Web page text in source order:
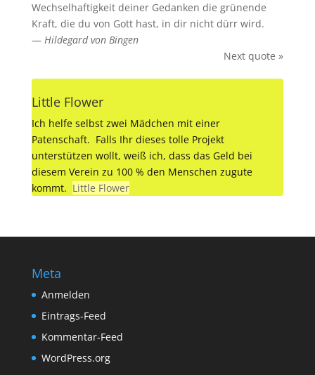
Wechselhaftigkeit deiner Gedanken die grünende
Kraft, die du von Gott hast, in dir nicht dürr wird.
— Hildegard von Bingen
Next quote »
Little Flower
Ich helfe selbst zwei Mädchen mit einer
Patenschaft. Falls Ihr dieses tolle Projekt
unterstützen wollt, weiß ich, dass das Geld bei
diesem Verein zu 100 % den Menschen zugute
kommt. Little Flower
Meta
Anmelden
Eintrags-Feed
Kommentar-Feed
WordPress.org